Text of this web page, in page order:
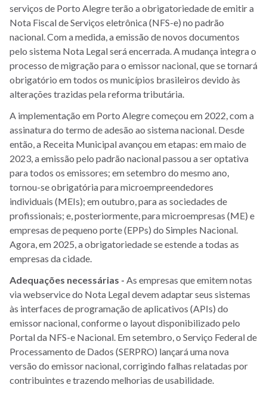
serviços de Porto Alegre terão a obrigatoriedade de emitir a
Nota Fiscal de Serviços eletrônica (NFS-e) no padrão
nacional. Com a medida, a emissão de novos documentos
pelo sistema Nota Legal será encerrada. A mudança integra o
processo de migração para o emissor nacional, que se tornará
obrigatório em todos os municípios brasileiros devido às
alterações trazidas pela reforma tributária.
A implementação em Porto Alegre começou em 2022, com a
assinatura do termo de adesão ao sistema nacional. Desde
então, a Receita Municipal avançou em etapas: em maio de
2023, a emissão pelo padrão nacional passou a ser optativa
para todos os emissores; em setembro do mesmo ano,
tornou-se obrigatória para microempreendedores
individuais (MEIs); em outubro, para as sociedades de
profissionais; e, posteriormente, para microempresas (ME) e
empresas de pequeno porte (EPPs) do Simples Nacional.
Agora, em 2025, a obrigatoriedade se estende a todas as
empresas da cidade.
Adequações necessárias - As empresas que emitem notas
via webservice do Nota Legal devem adaptar seus sistemas
às interfaces de programação de aplicativos (APIs) do
emissor nacional, conforme o layout disponibilizado pelo
Portal da NFS-e Nacional. Em setembro, o Serviço Federal de
Processamento de Dados (SERPRO) lançará uma nova
versão do emissor nacional, corrigindo falhas relatadas por
contribuintes e trazendo melhorias de usabilidade.